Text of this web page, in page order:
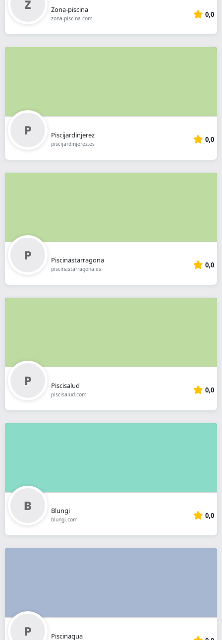
Zona-piscina
zona-piscina.com 0,0
Piscijardinjerez
piscijardinjerez.es 0,0
Piscinastarragona
piscinastarragona.es 0,0
Piscisalud
piscisalud.com 0,0
Blungi
blungi.com 0,0
Piscinaqua